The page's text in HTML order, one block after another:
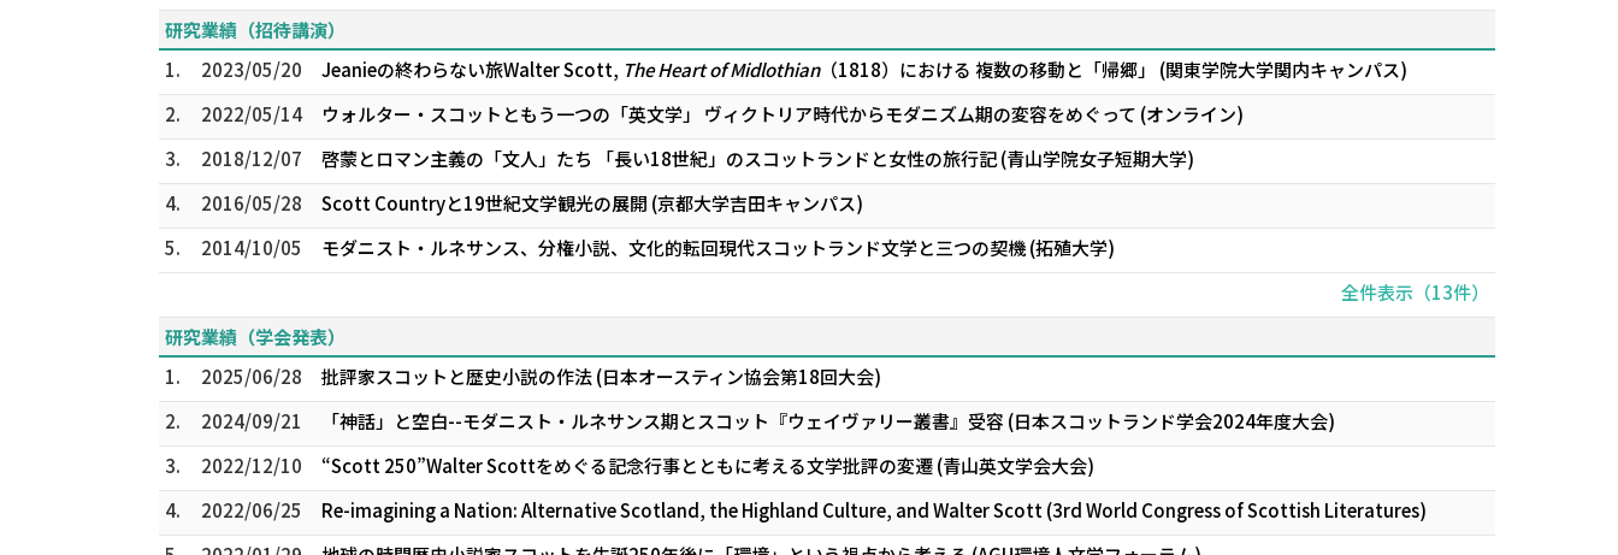
研究業績（招待講演）
1.
2023/05/20 Jeanieの終わらない旅――Walter Scott, The Heart of Midlothian（1818）における 複数の移動と「帰郷」 (関東学院大学関内キャンパス)
2.
2022/05/14
ウォルター・スコットともう一つの「英文学」 ――ヴィクトリア時代からモダニズム期の変容をめぐって (オンライン)
3.
2018/12/07
啓蒙とロマン主義の「文人」たち ――「長い18世紀」のスコットランドと女性の旅行記 (青山学院女子短期大学)
4.
2016/05/28
Scott Countryと19世紀文学観光の展開 (京都大学吉田キャンパス)
5.
2014/10/05
モダニスト・ルネサンス、分権小説、文化的転回――現代スコットランド文学と三つの契機 (拓殖大学)
全件表示（13件）
研究業績（学会発表）
1.
2025/06/28
批評家スコットと歴史小説の作法 (日本オースティン協会第18回大会)
2.
2024/09/21
「神話」と空白--モダニスト・ルネサンス期とスコット『ウェイヴァリー叢書』受容 (日本スコットランド学会2024年度大会)
3.
2022/12/10
“Scott 250”――Walter Scottをめぐる記念行事とともに考える文学批評の変遷 (青山英文学会大会)
4.
2022/06/25
Re-imagining a Nation: Alternative Scotland, the Highland Culture, and Walter Scott (3rd World Congress of Scottish Literatures)